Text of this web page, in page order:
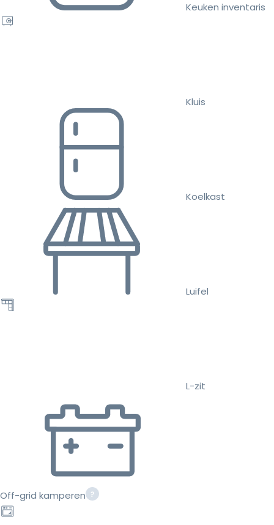
Keuken inventaris
Kluis
Koelkast
Luifel
L-zit
Off-grid kamperen